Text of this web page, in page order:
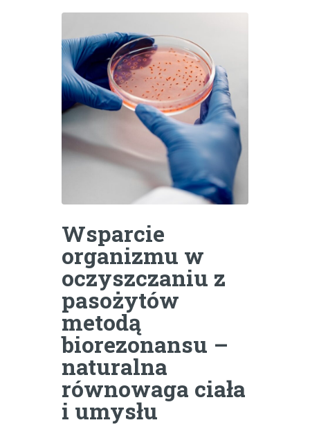
Wsparcie
organizmu w
oczyszczaniu z
pasożytów
metodą
biorezonansu –
naturalna
równowaga ciała
i umysłu